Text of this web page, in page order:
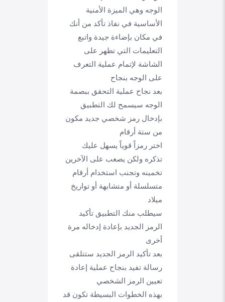
الوجه وهي الميزة الأمنية
الأساسية في نفاذ تأكد من أنك
في مكان بإضاءة جيدة واتبع
التعليمات التي تظهر على
الشاشة لإتمام عملية التعرف
على الوجه بنجاح
بعد نجاح عملية التحقق ببصمة
الوجه سيسمح لك التطبيق
بإدخال رمز شخصي جديد مكون
من ستة أرقام
اختر رمزاً قوياً يسهل عليك
تذكره ولكن يصعب على الآخرين
تخمينه وتجنب استخدام أرقام
متسلسلة أو متشابهة أو تواريخ
ميلاد
سيطلب منك التطبيق تأكيد
الرمز الجديد بإعادة إدخاله مرة
أخرى
بعد تأكيد الرمز الجديد ستتلقى
رسالة تفيد بنجاح عملية إعادة
تعيين الرمز الشخصي
بهذه الخطوات البسيطة تكون قد